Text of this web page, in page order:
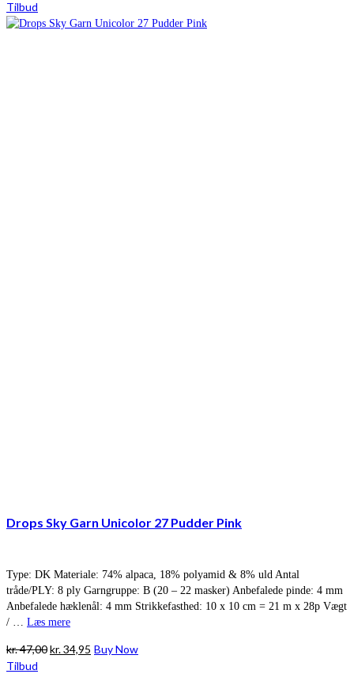
pris
pris
Tilbud
Drops Sky Garn Unicolor 27 Pudder Pink
Type: DK Materiale: 74% alpaca, 18% polyamid & 8% uld Antal
tråde/PLY: 8 ply Garngruppe: B (20 – 22 masker) Anbefalede pinde: 4 mm
Anbefalede hæklenål: 4 mm Strikkefasthed: 10 x 10 cm = 21 m x 28p Vægt
/ … Læs mere
kr.47,00Den
kr.34,95 Den
Buy Now
Tilbud